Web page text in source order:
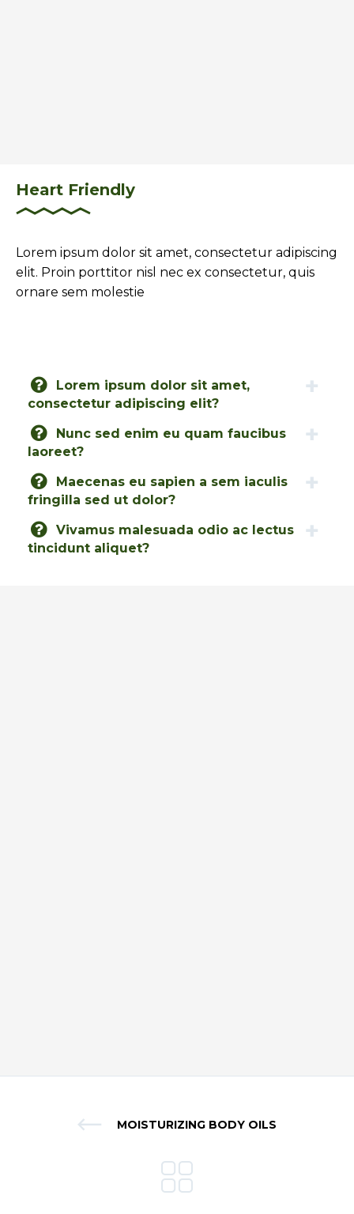
Heart Friendly
Lorem ipsum dolor sit amet, consectetur adipiscing
elit. Proin porttitor nisl nec ex consectetur, quis
ornare sem molestie
Lorem ipsum dolor sit amet,
consectetur adipiscing elit?
Nunc sed enim eu quam faucibus
laoreet?
Maecenas eu sapien a sem iaculis
fringilla sed ut dolor?
Vivamus malesuada odio ac lectus
tincidunt aliquet?
MOISTURIZING BODY OILS